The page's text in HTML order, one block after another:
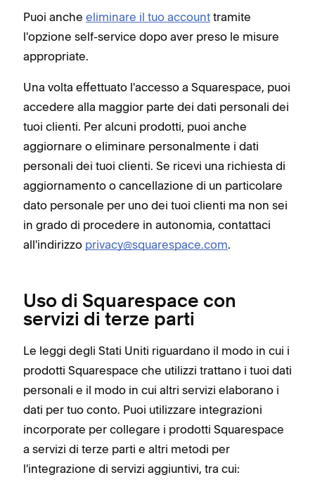
Puoi anche eliminare il tuo account tramite
l'opzione self-service dopo aver preso le misure
appropriate.
Una volta effettuato l'accesso a Squarespace, puoi
accedere alla maggior parte dei dati personali dei
tuoi clienti. Per alcuni prodotti, puoi anche
aggiornare o eliminare personalmente i dati
personali dei tuoi clienti. Se ricevi una richiesta di
aggiornamento o cancellazione di un particolare
dato personale per uno dei tuoi clienti ma non sei
in grado di procedere in autonomia, contattaci
all'indirizzo privacy@squarespace.com.
Uso di Squarespace con
servizi di terze parti
Le leggi degli Stati Uniti riguardano il modo in cui i
prodotti Squarespace che utilizzi trattano i tuoi dati
personali e il modo in cui altri servizi elaborano i
dati per tuo conto. Puoi utilizzare integrazioni
incorporate per collegare i prodotti Squarespace
a servizi di terze parti e altri metodi per
l'integrazione di servizi aggiuntivi, tra cui: